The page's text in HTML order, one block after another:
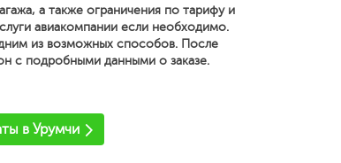
а также ограничения по тарифу и
авиакомпании если необходимо.
из возможных способов. После
с подробными данными о заказе.
в Урумчи